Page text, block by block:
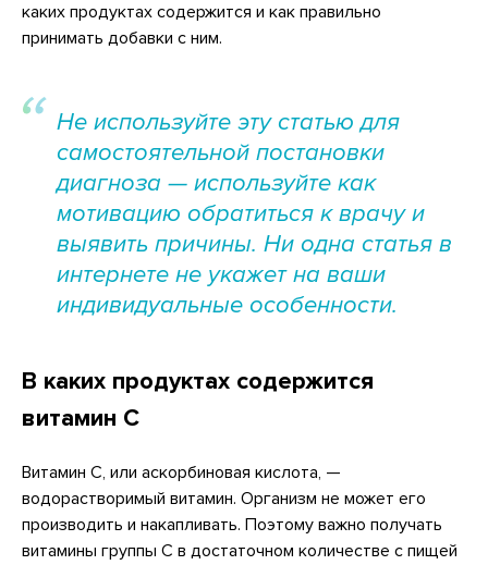
каких продуктах содержится и как правильно
принимать добавки с ним.
Не используйте эту статью для
самостоятельной постановки
диагноза — используйте как
мотивацию обратиться к врачу и
выявить причины. Ни одна статья в
интернете не укажет на ваши
индивидуальные особенности.
В каких продуктах содержится
витамин С
Витамин C, или аскорбиновая кислота, —
водорастворимый витамин. Организм не может его
производить и накапливать. Поэтому важно получать
витамины группы С в достаточном количестве с пищей